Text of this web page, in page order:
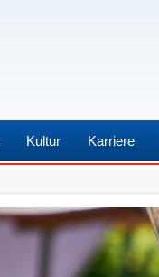
Kultur Karriere